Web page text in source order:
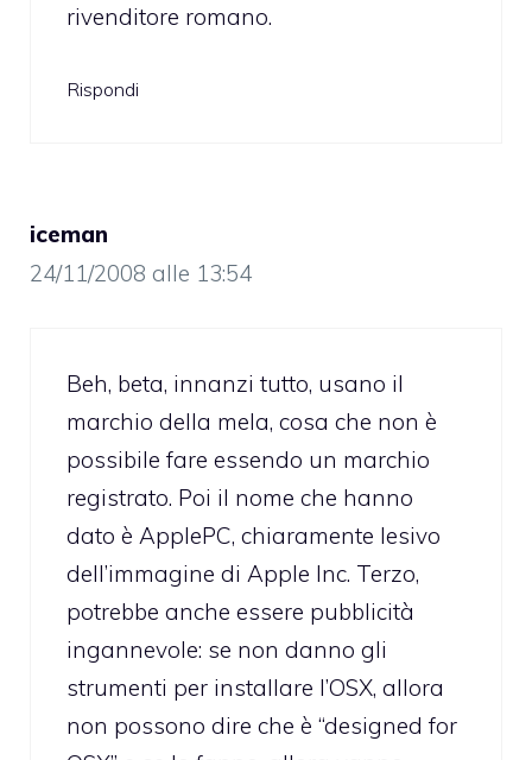
rivenditore romano.
Rispondi
iceman
24/11/2008 alle 13:54
Beh, beta, innanzi tutto, usano il
marchio della mela, cosa che non è
possibile fare essendo un marchio
registrato. Poi il nome che hanno
dato è ApplePC, chiaramente lesivo
dell’immagine di Apple Inc. Terzo,
potrebbe anche essere pubblicità
ingannevole: se non danno gli
strumenti per installare l’OSX, allora
non possono dire che è “designed for